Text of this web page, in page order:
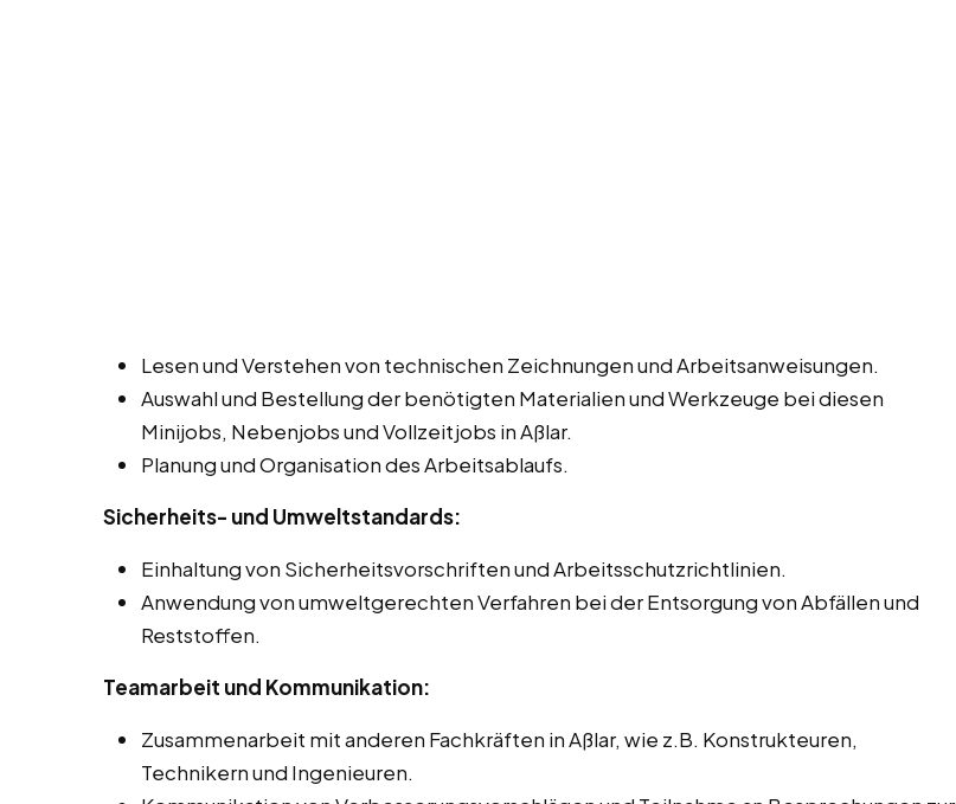
Lesen und Verstehen von technischen Zeichnungen und Arbeitsanweisungen.
Auswahl und Bestellung der benötigten Materialien und Werkzeuge bei diesen
Minijobs, Nebenjobs und Vollzeitjobs in Aßlar.
Planung und Organisation des Arbeitsablaufs.
Sicherheits- und Umweltstandards:
Einhaltung von Sicherheitsvorschriften und Arbeitsschutzrichtlinien.
Anwendung von umweltgerechten Verfahren bei der Entsorgung von Abfällen und
Reststoffen.
Teamarbeit und Kommunikation:
Zusammenarbeit mit anderen Fachkräften in Aßlar, wie z.B. Konstrukteuren,
Technikern und Ingenieuren.